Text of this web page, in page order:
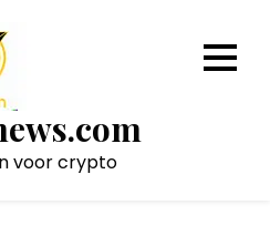
voor crypto